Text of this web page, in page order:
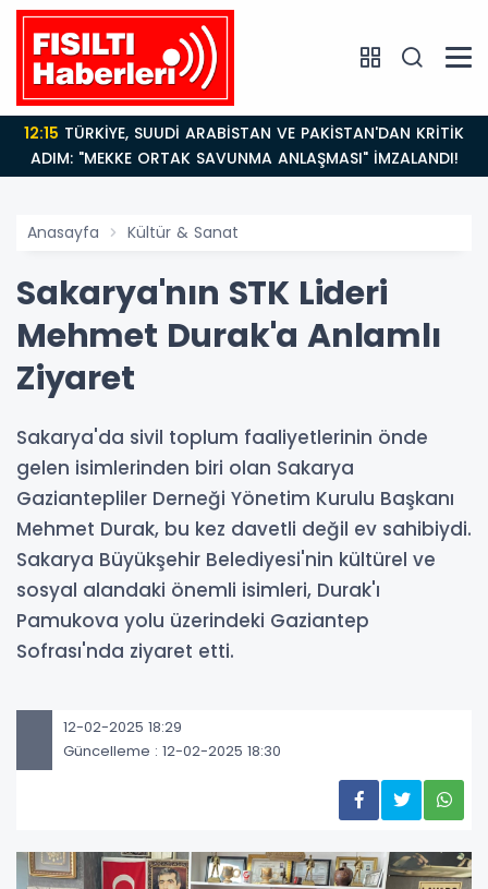
12:15
ADIM: "MEKKE ORTAK SAVUNMA ANLAŞMASI" İMZALANDI!
Anasayfa Kültür & Sanat
Sakarya'nın STK Lideri
Mehmet Durak'a Anlamlı
Ziyaret
Sakarya'da sivil toplum faaliyetlerinin önde
gelen isimlerinden biri olan Sakarya
Gaziantepliler Derneği Yönetim Kurulu Başkanı
Mehmet Durak, bu kez davetli değil ev sahibiydi.
Sakarya Büyükşehir Belediyesi'nin kültürel ve
sosyal alandaki önemli isimleri, Durak'ı
Pamukova yolu üzerindeki Gaziantep
Sofrası'nda ziyaret etti.
12-02-2025 18:29
Güncelleme : 12-02-2025 18:30